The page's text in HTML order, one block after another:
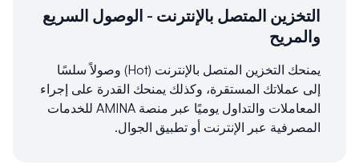
التخزين المتصل بالإنترنت - الوصول السريع
والمريح
يمنحك التخزين المتصل بالإنترنت (Hot) وصولاً سلسًا
إلى عملاتك المستقرة، وكذلك يمنحك القدرة على إجراء
المعاملات والتداول يوميًا عبر منصة AMINA للخدمات
المصرفية عبر الإنترنت أو تطبيق الجوال.